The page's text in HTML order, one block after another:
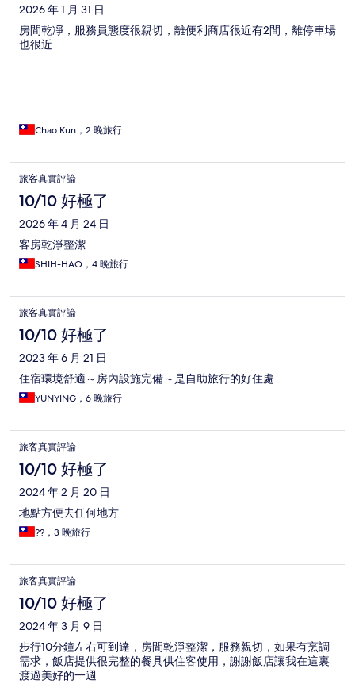
2026 年 1 月 31 日
房間乾凈，服務員態度很親切，離便利商店很近有2間，離停車場
也很近
Chao Kun，2 晚旅行
旅客真實評論
10/10 好極了
2026 年 4 月 24 日
客房乾淨整潔
SHIH-HAO，4 晚旅行
旅客真實評論
10/10 好極了
2023 年 6 月 21 日
住宿環境舒適～房內設施完備～是自助旅行的好住處
YUNYING，6 晚旅行
旅客真實評論
10/10 好極了
2024 年 2 月 20 日
地點方便去任何地方
??，3 晚旅行
旅客真實評論
10/10 好極了
2024 年 3 月 9 日
步行10分鐘左右可到達，房間乾淨整潔，服務親切，如果有烹調
需求，飯店提供很完整的餐具供住客使用，謝謝飯店讓我在這裏
渡過美好的一週